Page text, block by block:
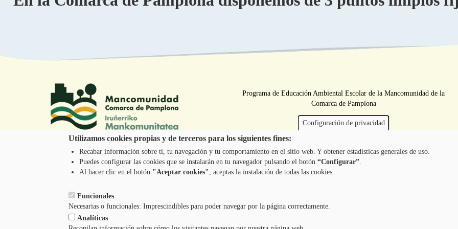
Tel.: 948 203 444
atencion@mancoeduca.com
Programa de Educación Ambiental Escolar de la Mancomunidad de la
Comarca de Pamplona
Configuración de privacidad
Utilizamos cookies propias y de terceros para los siguientes fines:
Recabar información sobre ti, tu navegación y tu comportamiento en el sitio web. Y obtener estadísticas generales de uso.
Puedes configurar las cookies que se instalarán en tu navegador pulsando el botón“Configurar”.
Al hacer clic en el botón "Aceptar cookies", aceptas la instalación de todas las cookies.
Funcionales
Necesarias o funcionales: Imprescindibles para poder navegar por la página correctamente.
Analíticas